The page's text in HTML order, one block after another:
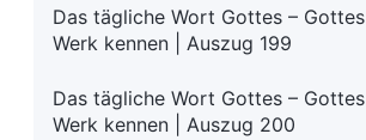
Das tägliche Wort Gottes – Gottes
Werk kennen | Auszug 199
Das tägliche Wort Gottes – Gottes
Werk kennen | Auszug 200